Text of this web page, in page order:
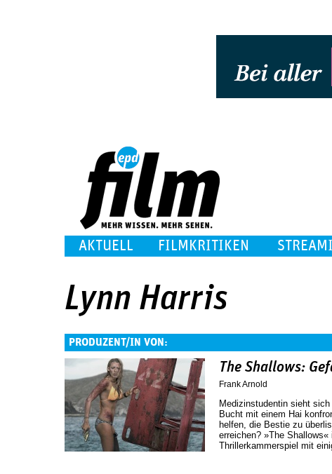
AKTUELL FILMKRITIKEN
Lynn Harris
PRODUZENT/IN VON:
The Shallows:
Frank Arnold
Medizinstudentin sieht
Bucht mit einem Hai
helfen, die Bestie zu
erreichen? »The
Thrillerkammerspiel mit